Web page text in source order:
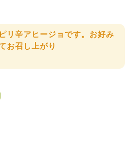
リ辛アヒージョです。お好み
お召し上がり